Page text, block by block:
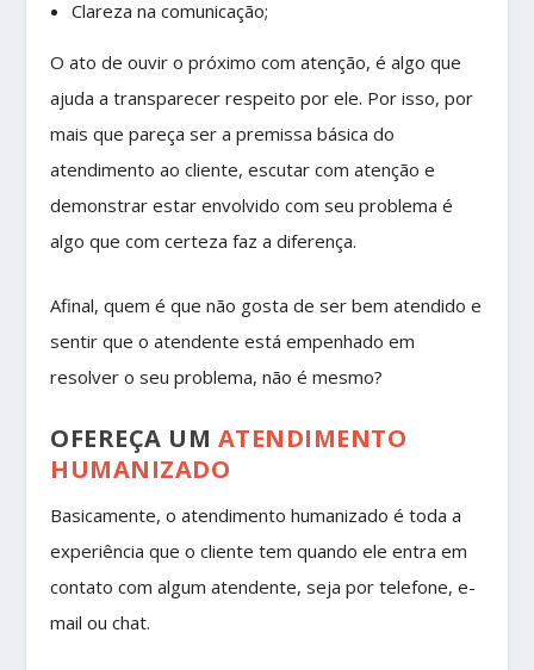
Clareza na comunicação;
O ato de ouvir o próximo com atenção, é algo que
ajuda a transparecer respeito por ele. Por isso, por
mais que pareça ser a premissa básica do
atendimento ao cliente, escutar com atenção e
demonstrar estar envolvido com seu problema é
algo que com certeza faz a diferença.
Afinal, quem é que não gosta de ser bem atendido e
sentir que o atendente está empenhado em
resolver o seu problema, não é mesmo?
OFEREÇA UM ATENDIMENTO
HUMANIZADO
Basicamente, o atendimento humanizado é toda a
experiência que o cliente tem quando ele entra em
contato com algum atendente, seja por telefone, e-
mail ou chat.